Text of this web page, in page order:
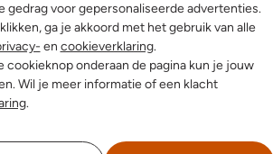
gedrag voor gepersonaliseerde advertenties.
ga je akkoord met het gebruik van alle
en cookieverklaring.
cookieknop onderaan de pagina kun je jouw
Wil je meer informatie of een klacht
.
informatie